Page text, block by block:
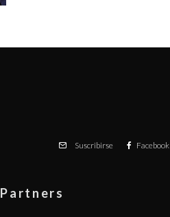
Suscribirse Facebook
Partners